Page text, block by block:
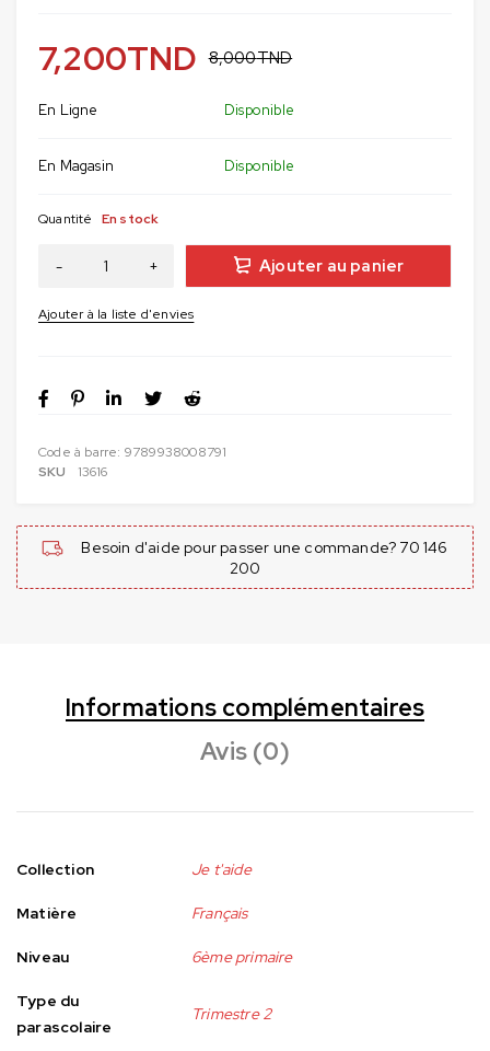
8,000TND
7,200TND
En Ligne Disponible
En Magasin Disponible
Quantité En stock
Ajouter au panier
Code à barre: 9789938008791
SKU
13616
Besoin d'aide pour passer une commande? 70 146
200
Informations complémentaires
Avis (0)
Collection Je t'aide
Matière Français
Niveau 6ème primaire
Type du
parascolaire
Trimestre 2